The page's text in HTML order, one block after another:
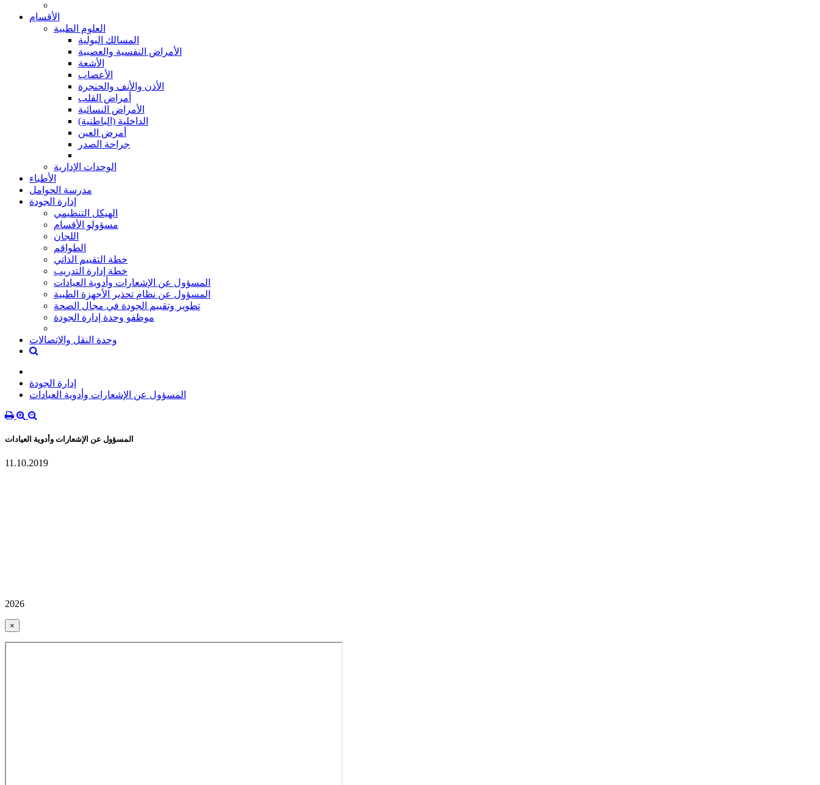
الأقسام
العلوم الطبية
المسالك البولية
الأمراض النفسية والعصبية
الأشعة
الأعصاب
الأذن والأنف والحنجرة
أمراض القلب
الأمراض النسائية
الداخلية (الباطنية)
أمرض العين
جراحة الصدر
الوحدات الإدارية
الأطباء
مدرسة الحوامل
إدارة الجودة
الهيكل التنظيمي
مسؤولو الأقسام
اللجان
الطواقم
خطة التقييم الذاتي
خطة إدارة التدريب
المسؤول عن الإشعارات وأدوية العيادات
المسؤول عن نظام تحذير الأجهزة الطبية
تطوير وتقييم الجودة في مجال الصحة
موظفو وحدة إدارة الجودة
وحدة النقل والإتصالات
إدارة الجودة
المسؤول عن الإشعارات وأدوية العيادات
المسؤول عن الإشعارات وأدوية العيادات
11.10.2019
2026
×